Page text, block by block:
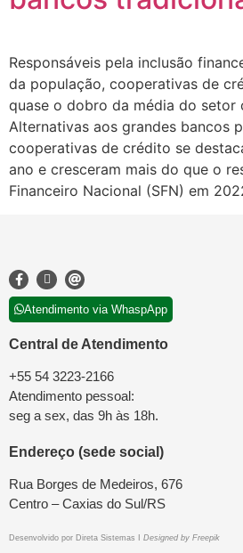
Responsáveis pela inclusão
da população, cooperativas de
quase o dobro da média do setor
Alternativas aos grandes bancos
cooperativas de crédito se
ano e cresceram mais do que o
Financeiro Nacional (SFN) em
Atendimento via WhaspApp
Central de Atendimento
+55 54 3223-2166
Atendimento pessoal:
seg a sex, das 9h às 18h.
Endereço (sede social)
Rua Borges de Medeiros, 676
Centro – Caxias do Sul/RS
Desenvolvido por Direta Sistemas Designed by Freepik